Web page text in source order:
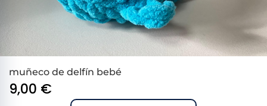
muñeco de delfín bebé
9,00 €